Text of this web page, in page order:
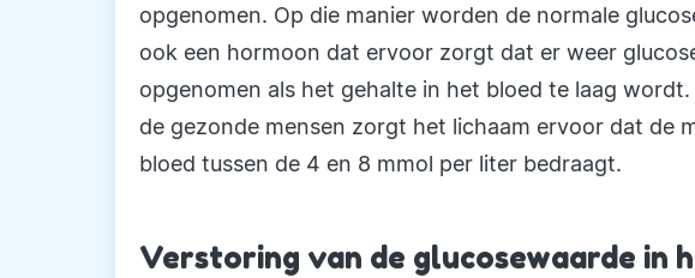
opgenomen. Op die manier worden de normale
ook een hormoon dat ervoor zorgt dat er weer
opgenomen als het gehalte in het bloed te laag
de gezonde mensen zorgt het lichaam ervoor dat de
bloed tussen de 4 en 8 mmol per liter bedraagt.
Verstoring van de glucosewaarde in